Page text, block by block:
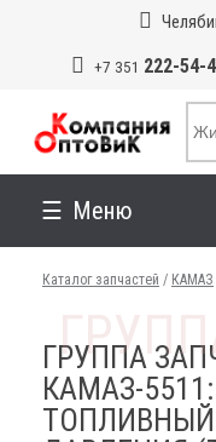
+7 351 222-54-
Меню
Каталог запчастей / КАМАЗ
ГРУППА
КАМАЗ-